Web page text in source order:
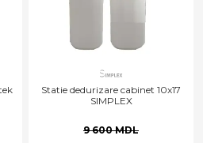
Statie dedurizare cabinet 10x17
SIMPLEX
9 600 MDL